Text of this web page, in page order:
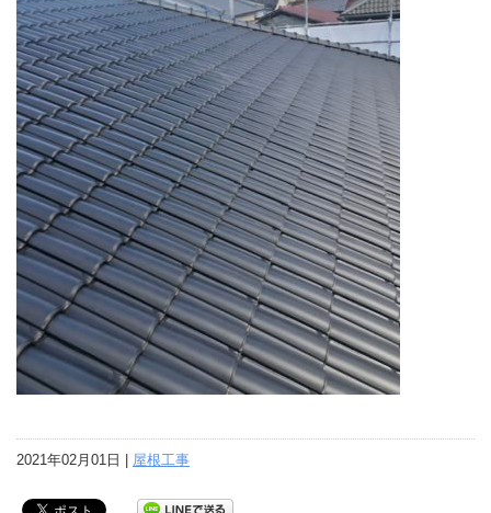
2021年02月01日 | 屋根工事